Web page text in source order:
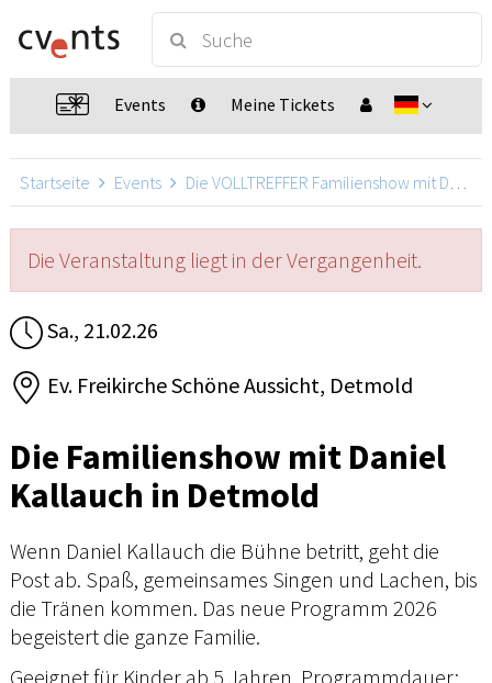
Events Meine Tickets
Startseite Events Die VOLLTREFFER Familienshow mit Daniel Kallauch
Die Veranstaltung liegt in der Vergangenheit.
Sa., 21.02.26
Ev. Freikirche Schöne Aussicht, Detmold
Die Familienshow mit Daniel
Kallauch in Detmold
Wenn Daniel Kallauch die Bühne betritt, geht die
Post ab. Spaß, gemeinsames Singen und Lachen, bis
die Tränen kommen. Das neue Programm 2026
begeistert die ganze Familie.
Geeignet für Kinder ab 5 Jahren. Programmdauer: